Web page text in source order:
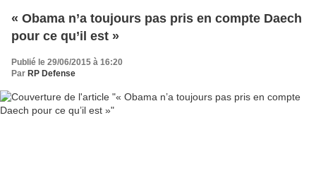
« Obama n’a toujours pas pris en compte Daech
pour ce qu’il est »
Publié le 29/06/2015 à 16:20
Par RP Defense